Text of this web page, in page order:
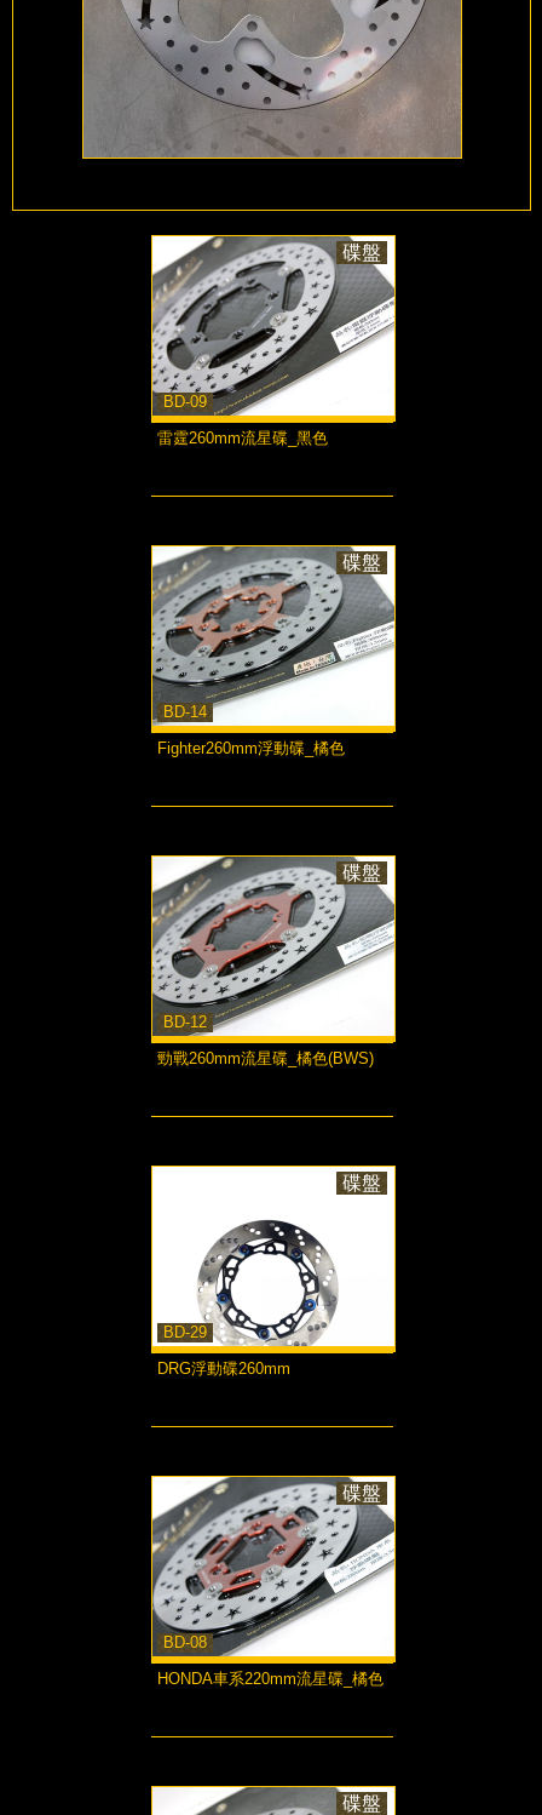
BD-09
碟盤
雷霆260mm流星碟_黑色
BD-14
碟盤
Fighter260mm浮動碟_橘色
BD-12
碟盤
勁戰260mm流星碟_橘色(BWS)
BD-29
碟盤
DRG浮動碟260mm
BD-08
碟盤
HONDA車系220mm流星碟_橘色
碟盤